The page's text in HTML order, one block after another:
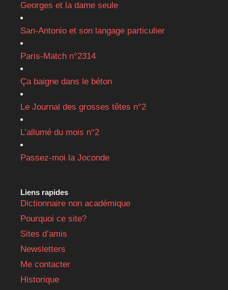
Georges et la dame seule
San-Antonio et son langage particulier
Paris-Match n°2314
Ça baigne dans le béton
Le Journal des grosses têtes n°2
L’allumé du mois n°2
Passez-moi la Joconde
Liens rapides
Dictionnaire non académique
Pourquoi ce site?
Sites d’amis
Newsletters
Me contacter
Historique